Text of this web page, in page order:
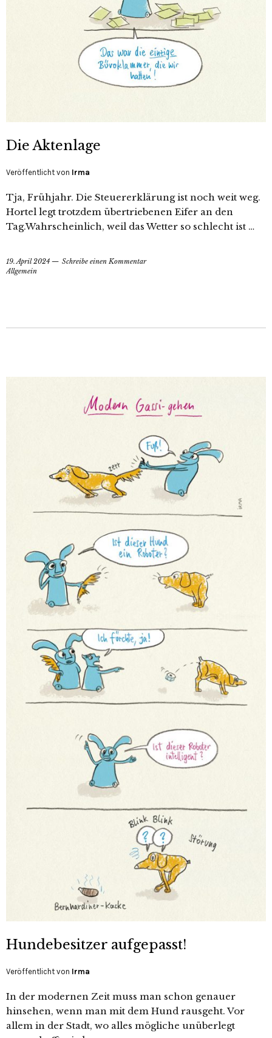
Die Aktenlage
Veröffentlicht von Irma
Tja, Frühjahr. Die Steuererklärung ist noch weit weg.
Hortel legt trotzdem übertriebenen Eifer an den
Tag.Wahrscheinlich, weil das Wetter so schlecht ist …
19. April 2024
Schreibe einen Kommentar
Allgemein
Hundebesitzer aufgepasst!
Veröffentlicht von Irma
In der modernen Zeit muss man schon genauer
hinsehen, wenn man mit dem Hund rausgeht. Vor
allem in der Stadt, wo alles mögliche unüberlegt